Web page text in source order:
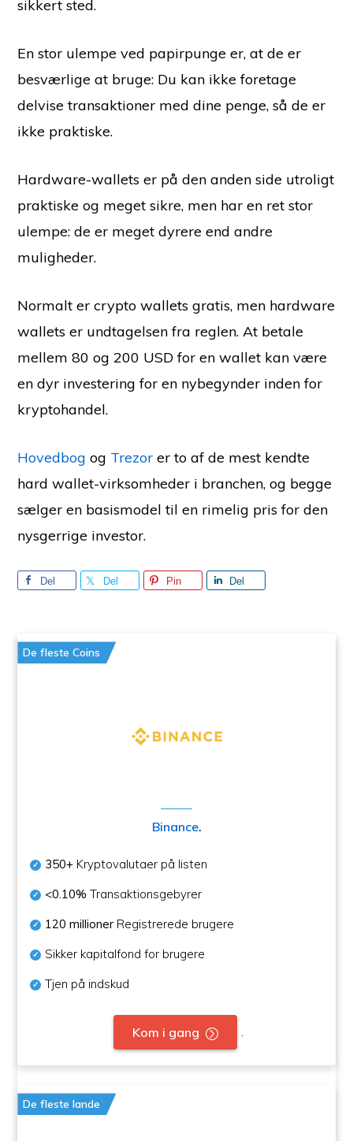
sikkert sted.
En stor ulempe ved papirpunge er, at de er
besværlige at bruge: Du kan ikke foretage
delvise transaktioner med dine penge, så de er
ikke praktiske.
Hardware-wallets er på den anden side utroligt
praktiske og meget sikre, men har en ret stor
ulempe: de er meget dyrere end andre
muligheder.
Normalt er crypto wallets gratis, men hardware
wallets er undtagelsen fra reglen. At betale
mellem 80 og 200 USD for en wallet kan være
en dyr investering for en nybegynder inden for
kryptohandel.
Hovedbog og Trezor er to af de mest kendte
hard wallet-virksomheder i branchen, og begge
sælger en basismodel til en rimelig pris for den
nysgerrige investor.
Del Del Pin Del
De fleste Coins
Binance.
350+ Kryptovalutaer på listen
<0.10% Transaktionsgebyrer
120 millioner Registrerede brugere
Sikker kapitalfond for brugere
Tjen på indskud
Kom i gang .
De fleste lande